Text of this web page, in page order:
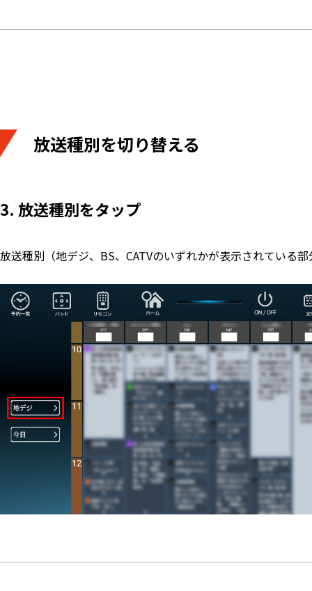
放送種別を切り替える
3. 放送種別をタップ
放送種別（地デジ、BS、CATVのいずれかが表示されている